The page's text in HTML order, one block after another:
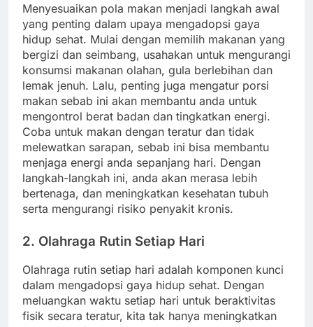
Menyesuaikan pola makan menjadi langkah awal
yang penting dalam upaya mengadopsi gaya
hidup sehat. Mulai dengan memilih makanan yang
bergizi dan seimbang, usahakan untuk mengurangi
konsumsi makanan olahan, gula berlebihan dan
lemak jenuh. Lalu, penting juga mengatur porsi
makan sebab ini akan membantu anda untuk
mengontrol berat badan dan tingkatkan energi.
Coba untuk makan dengan teratur dan tidak
melewatkan sarapan, sebab ini bisa membantu
menjaga energi anda sepanjang hari. Dengan
langkah-langkah ini, anda akan merasa lebih
bertenaga, dan meningkatkan kesehatan tubuh
serta mengurangi risiko penyakit kronis.
2. Olahraga Rutin Setiap Hari
Olahraga rutin setiap hari adalah komponen kunci
dalam mengadopsi gaya hidup sehat. Dengan
meluangkan waktu setiap hari untuk beraktivitas
fisik secara teratur, kita tak hanya meningkatkan